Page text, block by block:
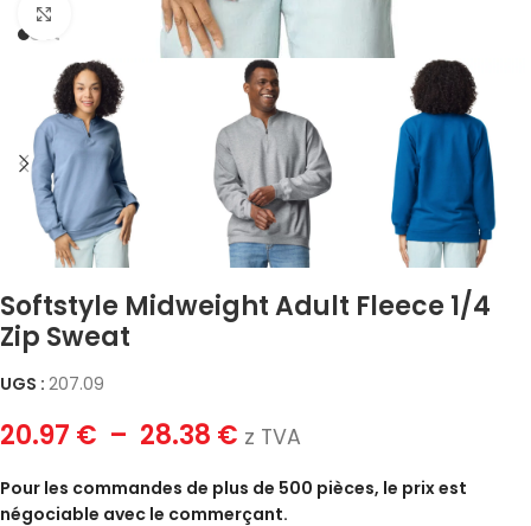
Click to enlarge
Softstyle Midweight Adult Fleece 1/4
Zip Sweat
UGS : 207.09
20.97 € – 28.38 € z TVA
Pour les commandes de plus de 500 pièces, le prix est
négociable avec le commerçant.